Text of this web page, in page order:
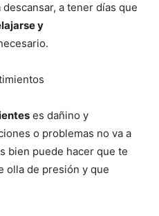
a tener días que
y
es dañino y
o problemas no va a
bien puede hacer que te
olla de presión y que